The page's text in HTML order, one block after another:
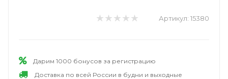
Артикул: 15380
Дарим 1000 бонусов за регистрацию
Доставка по всей России в будни и выходные